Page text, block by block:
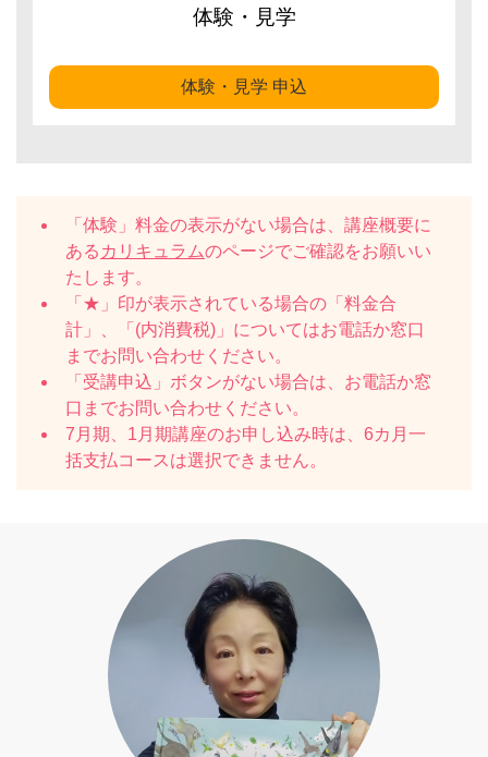
体験・見学
体験・見学 申込
「体験」料金の表示がない場合は、講座概要に
ある カリキュラムのページでご確認をお願いい
たします。
「★」印が表示されている場合の「料金合
計」、「(内消費税)」についてはお電話か窓口
までお問い合わせください。
「受講申込」ボタンがない場合は、お電話か窓
口までお問い合わせください。
7月期、1月期講座のお申し込み時は、6カ月一
括支払コースは選択できません。